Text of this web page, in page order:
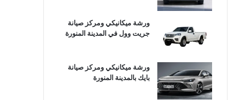
ورشة ميكانيكي ومركز صيانة
جريت وول في المدينة المنورة
ورشة ميكانيكي ومركز صيانة
بايك بالمدينة المنورة